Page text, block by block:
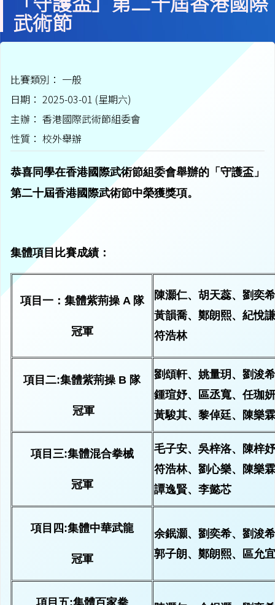
武術節
比賽類別： 一般
日期： 2025-03-01 (星期六)
主辦： 香港國際武術節組委會
性質： 校外舉辦
恭喜同學在香港國際武術節組委會舉辦的「守護盃」
第二十屆香港國際武術節中榮獲獎項。
集體項目比賽成績：
項目一：集體紫荊操 A 隊
冠軍
陳灝仁、胡天蕊、劉奕希
黃韻喬、鄭朗熙、紀悅謙
項目二:集體紫荊操 B 隊
冠軍
劉頌軒、姚量玥、劉浚
鍾瑄妤、區丞寬、任珈
黃駿其、黎倬廷、陳樂
項目三:集體混合拳械
冠軍
毛子安、吳梓洛、陳梓妤
符浩林、劉心樂、陳樂霖
譚逸賢、李懿芯
項目四:集體中華武龍
冠軍
余鈱灝、劉奕希、劉浚希
郭子朗、鄭朗熙、區允
項目五:集體百家拳